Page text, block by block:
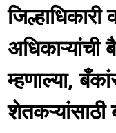
जिल्हाधिकारी
म्हणाल्या,